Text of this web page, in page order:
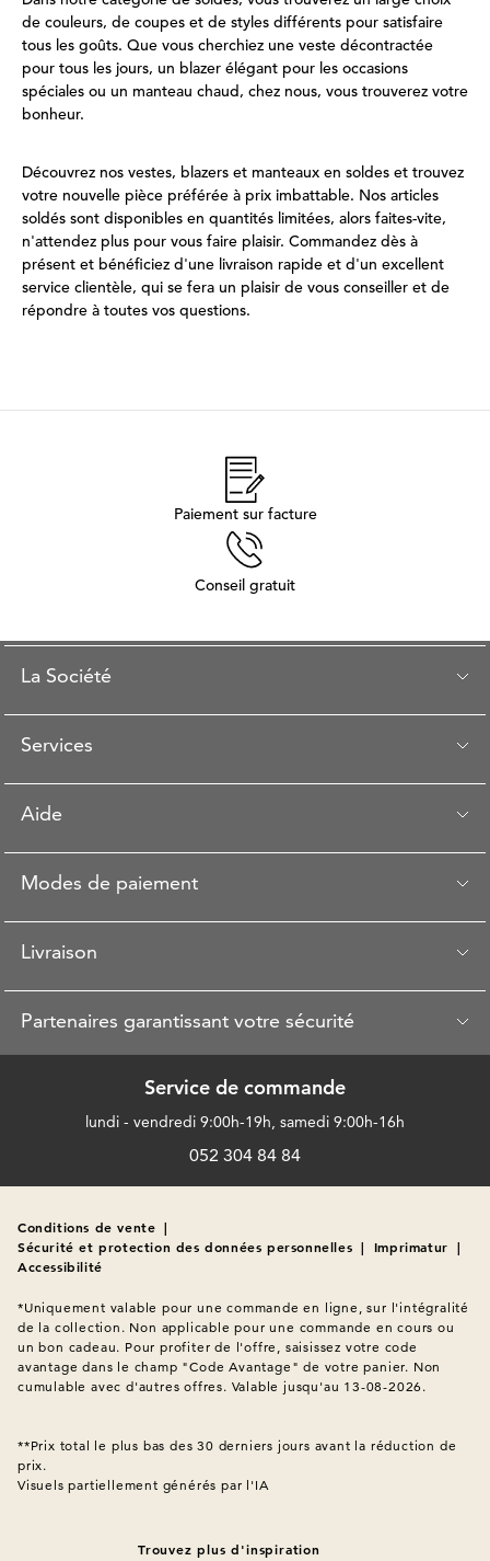
de couleurs, de coupes et de styles différents pour satisfaire
tous les goûts. Que vous cherchiez une veste décontractée
pour tous les jours, un blazer élégant pour les occasions
spéciales ou un manteau chaud, chez nous, vous trouverez votre
bonheur.
Découvrez nos vestes, blazers et manteaux en soldes et trouvez
votre nouvelle pièce préférée à prix imbattable. Nos articles
soldés sont disponibles en quantités limitées, alors faites-vite,
n'attendez plus pour vous faire plaisir. Commandez dès à
présent et bénéficiez d'une livraison rapide et d'un excellent
service clientèle, qui se fera un plaisir de vous conseiller et de
répondre à toutes vos questions.
Paiement sur facture
Conseil gratuit
La Société
Services
Aide
Modes de paiement
Livraison
Partenaires garantissant votre sécurité
Service de commande
lundi - vendredi 9:00h-19h, samedi 9:00h-16h
052 304 84 84
Conditions de vente |
Sécurité et protection des données personnelles | Imprimatur |
Accessibilité
*Uniquement valable pour une commande en ligne, sur l'intégralité
de la collection. Non applicable pour une commande en cours ou
un bon cadeau. Pour profiter de l'offre, saisissez votre code
avantage dans le champ "Code Avantage" de votre panier. Non
cumulable avec d'autres offres. Valable jusqu'au 13-08-2026.
**Prix total le plus bas des 30 derniers jours avant la réduction de
Visuels partiellement générés par l'IA
Trouvez plus d'inspiration